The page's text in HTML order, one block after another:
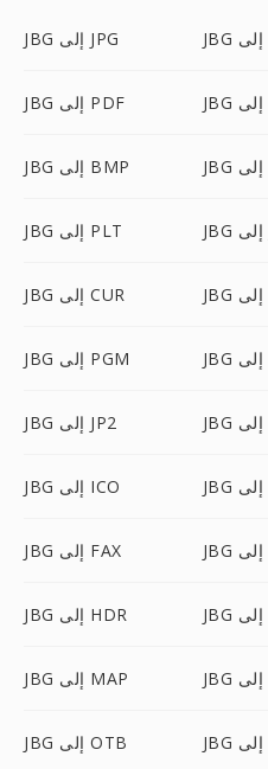
JBG إلى JPG
JBG إلى PDF
JBG إلى BMP
JBG إلى PLT
JBG إلى CUR
JBG إلى PGM
JBG إلى JP2
JBG إلى ICO
JBG إلى FAX
JBG إلى HDR
JBG إلى MAP
JBG إلى OTB